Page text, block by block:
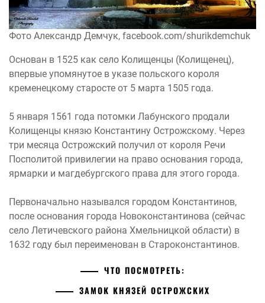
Фото Александр Демчук, facebook.com/shurikdemchuk
Основан в 1525 как село Колищенцы (Колищенец),
впервые упомянутое в указе польского короля
кременецкому старосте от 5 марта 1505 года.
5 января 1561 года потомки Лабунского продали
Колищенцы князю Константину Острожскому. Через
три месяца Острожский получил от короля Речи
Посполитой привилегии на право основания города,
ярмарки и магдебургского права для этого города.
Первоначально назывался городом Константинов,
после основания города Новоконстантинова (сейчас
село Летичевского района Хмельницкой области) в
1632 году был переименован в Староконстантинов.
ЧТО ПОСМОТРЕТЬ:
ЗАМОК КНЯЗЕЙ ОСТРОЖСКИХ